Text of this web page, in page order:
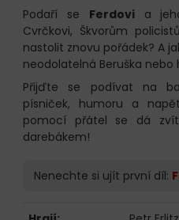
Podaří se Ferdovia
Cvrčkovi, Škvorům
nastolit znovu pořádek? A
neodolatelná Beruška nebo
Přijďte se podívat na
písniček, humoru a
pomocí přátel se dá
darebákem!
Nenechte si ujít první díl: